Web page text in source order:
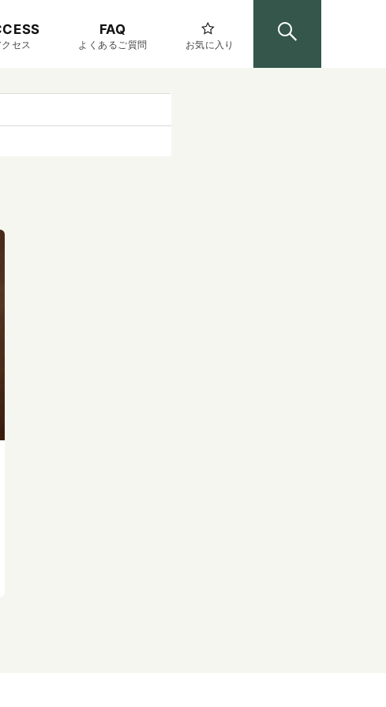
クセス
FAQ
よくあるご質問 お気に入り